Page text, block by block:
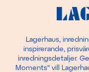
Lagerhaus,
inspirerande,
inredningsdetaljer.
Moments" vill